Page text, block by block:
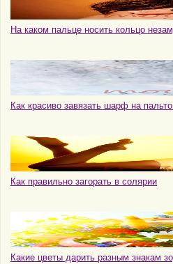
На каком пальце носить кольцо
Как красиво завязать шарф на
Как правильно загорать в солярии
Какие цветы дарить разным знакам